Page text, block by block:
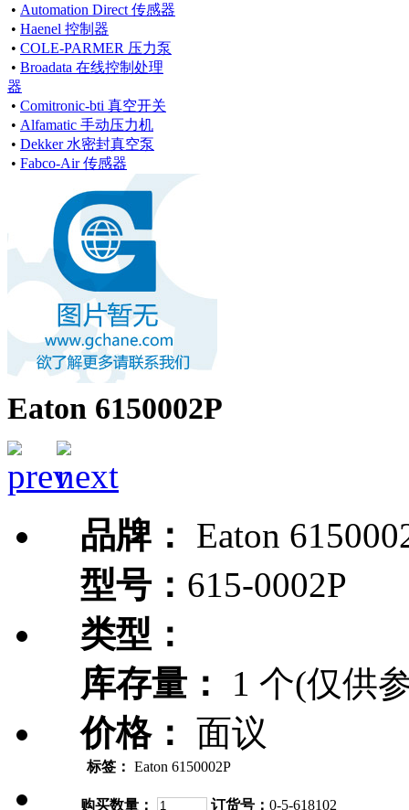
• Automation Direct 传感器
• Haenel 控制器
• COLE-PARMER 压力泵
• Broadata 在线控制处理
器
• Comitronic-bti 真空开关
• Alfamatic 手动压力机
• Dekker 水密封真空泵
• Fabco-Air 传感器
Eaton 6150002P
品牌：
Eaton
型号： 615-0002P
类型：
库存量：
1 个(仅供
价格： 面议
标签： Eaton 6150002P
购买数量： 订货号： 0-5-618102